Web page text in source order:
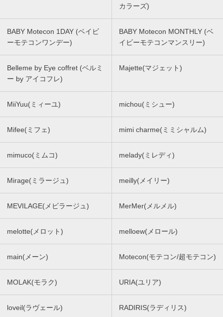
カラーズ)
BABY Motecon 1DAY (ベイビ
ーモテコンワンデー)
BABY Motecon MONTHLY (ベ
イビーモテコンマンスリー)
Belleme by Eye coffret (ベルミ
ー by アイコフレ)
Majette(マジェット)
MiiYuu(ミィーユ) michou(ミシュー)
Mifee(ミフェ) mimi charme(ミミシャルム)
mimuco(ミムコ) melady(ミレディ)
Mirage(ミラージュ) meilly(メイリー)
MEVILAGE(メビラージュ) MerMer(メルメル)
melotte(メロット) melloew(メロール)
main(メーン) Motecon(モテコン/超モテコン)
MOLAK(モラク) URIA(ユリア)
loveil(ラヴェール) RADIRIS(ラディリス)